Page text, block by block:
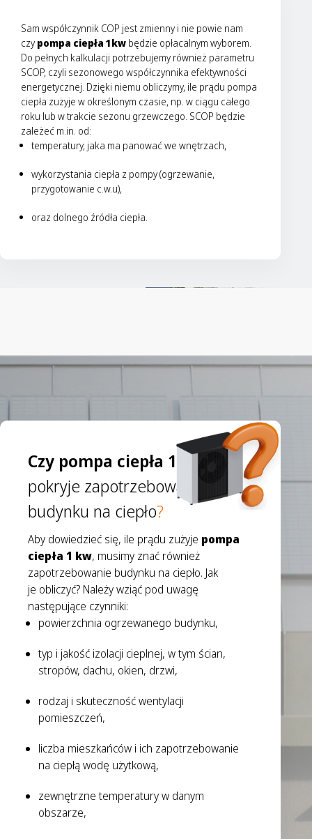
Sam współczynnik COP jest zmienny i nie powie nam
czy pompa ciepła 1kw będzie opłacalnym wyborem.
Do pełnych kalkulacji potrzebujemy również parametru
SCOP, czyli sezonowego współczynnika efektywności
energetycznej. Dzięki niemu obliczymy, ile prądu pompa
ciepła zużyje w określonym czasie, np. w ciągu całego
roku lub w trakcie sezonu grzewczego. SCOP będzie
zależeć m.in. od:
temperatury, jaka ma panować we wnętrzach,
wykorzystania ciepła z pompy (ogrzewanie,
przygotowanie c.w.u),
oraz dolnego źródła ciepła.
Czy pompa ciepła 1 kw
pokryje zapotrzebowanie
budynku na ciepło?
Aby dowiedzieć się, ile prądu zużyje pompa
ciepła 1 kw, musimy znać również
zapotrzebowanie budynku na ciepło. Jak
je obliczyć? Należy wziąć pod uwagę
następujące czynniki:
powierzchnia ogrzewanego budynku,
typ i jakość izolacji cieplnej, w tym ścian,
stropów, dachu, okien, drzwi,
rodzaj i skuteczność wentylacji
pomieszczeń,
liczba mieszkańców i ich zapotrzebowanie
na ciepłą wodę użytkową,
zewnętrzne temperatury w danym
obszarze,